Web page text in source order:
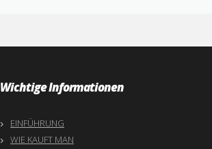
Wichtige Informationen
EINFÜHRUNG
WIE KAUFT MAN